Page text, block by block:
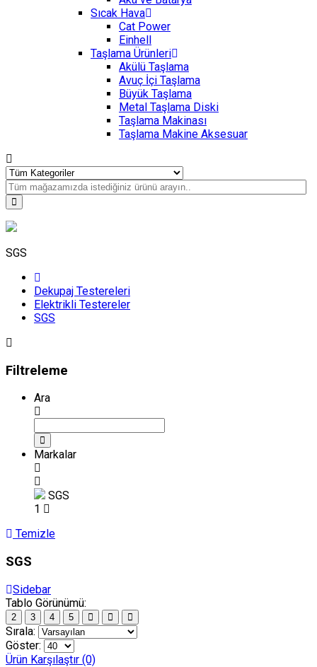
Sıcak Hava
Cat Power
Einhell
Taşlama Ürünleri
Akülü Taşlama
Avuç İçi Taşlama
Büyük Taşlama
Metal Taşlama Diski
Taşlama Makinası
Taşlama Makine Aksesuar
SGS
Dekupaj Testereleri
Elektrikli Testereler
SGS
Filtreleme
Ara
Markalar
SGS
1
Temizle
SGS
Sidebar
Tablo Görünümü:
2 3 4 5
Sırala:
Göster:
Ürün Karşılaştır (0)